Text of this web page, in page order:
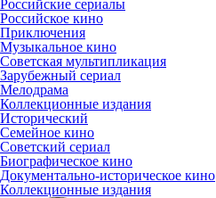
Российские сериалы
Российское кино
Приключения
Музыкальное кино
Советская мультипликация
Зарубежный сериал
Мелодрама
Коллекционные издания
Исторический
Семейное кино
Советский сериал
Биографическое кино
Документально-историческое кино
Коллекционные издания